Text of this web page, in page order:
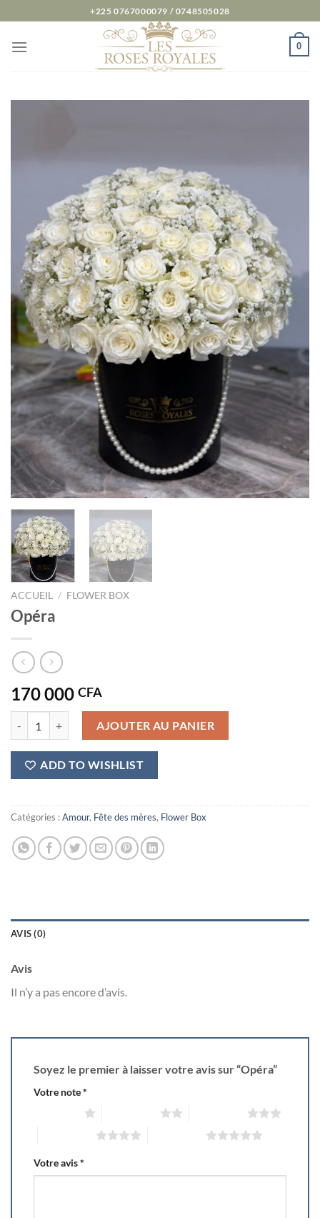
au
contenu
+225 0767000079 / 0748505028
0
ACCUEIL / FLOWER BOX
Opéra
170 000 CFA
AJOUTER AU PANIER
ADD TO WISHLIST
Catégories :Amour, Fête des mères, Flower Box
AVIS (0)
Avis
Il n’y a pas encore d’avis.
Soyez le premier à laisser votre avis sur “Opéra”
Votre note*
Votre avis*